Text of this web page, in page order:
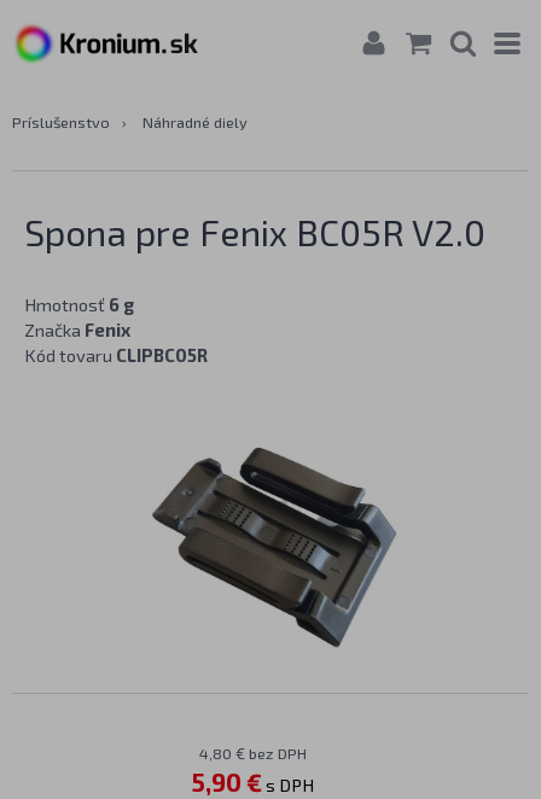
Príslušenstvo › Náhradné diely
Spona pre Fenix BC05R V2.0
Hmotnosť 6 g
Značka Fenix
Kód tovaru CLIPBC05R
4,80 € bez DPH
5,90 €s DPH